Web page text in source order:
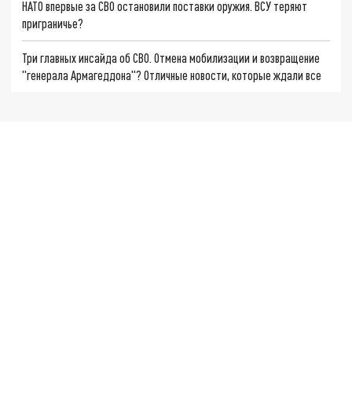
НАТО впервые за СВО остановили поставки оружия. ВСУ теряют
приграничье?
Три главных инсайда об СВО. Отмена мобилизации и возвращение
"генерала Армагеддона"? Отличные новости, которые ждали все